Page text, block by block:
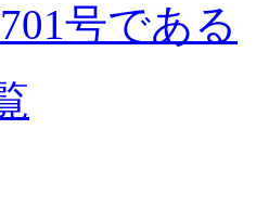
号である